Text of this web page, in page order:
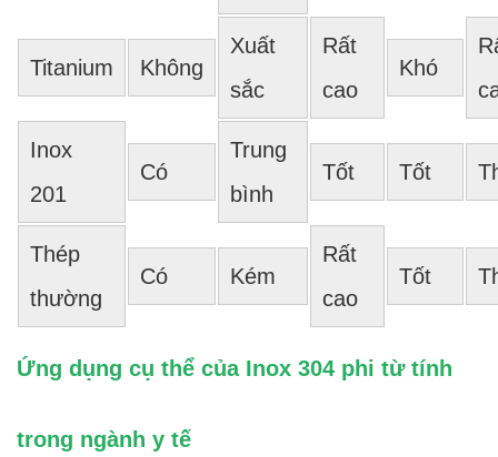
Titanium Không
Xuất
sắc
Rất
cao
Khó
Inox
201
Có
Trung
bình
Tốt Tốt
Thép
thường
Có Kém
Rất
cao
Tốt
Ứng dụng cụ thể của Inox 304 phi từ tính
trong ngành y tế